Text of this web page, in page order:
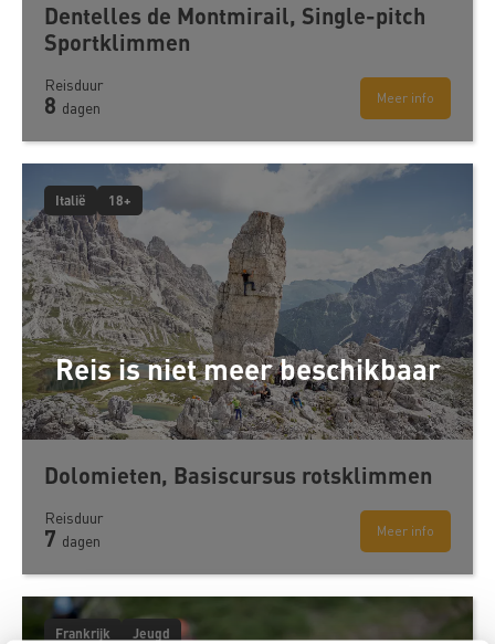
Dentelles de Montmirail, Single-pitch
Sportklimmen
Meer info
Reisduur
8 dagen
Reis is niet meer beschikbaar
Italië 18+
Dolomieten, Basiscursus rotsklimmen
Meer info
Reisduur
7 dagen
Frankrijk Jeugd